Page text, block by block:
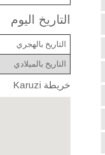
التاريخ اليوم
التاريخ بالهجري
التاريخ بالميلادي
خريطة Karuzi